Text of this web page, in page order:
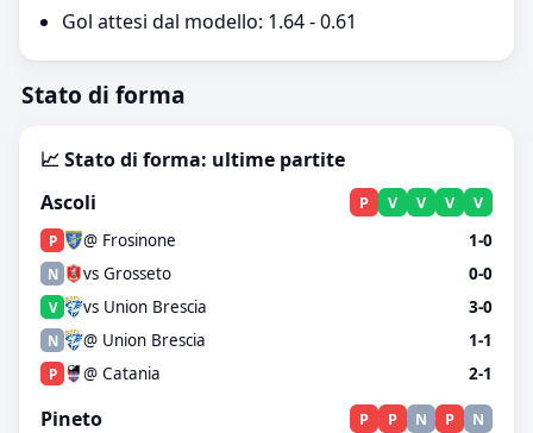
Gol attesi dal modello: 1.64 - 0.61
Stato di forma
📈 Stato di forma: ultime partite
Ascoli
P V V V V
P @ Frosinone 1-0
N vs Grosseto 0-0
V vs Union Brescia 3-0
N @ Union Brescia 1-1
P @ Catania 2-1
Pineto P P N P N